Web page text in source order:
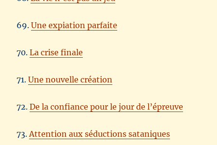
69.Une expiation parfaite
70.La crise finale
71.Une nouvelle création
72.De la confiance pour le jour de l’épreuve
73. Attention aux séductions sataniques